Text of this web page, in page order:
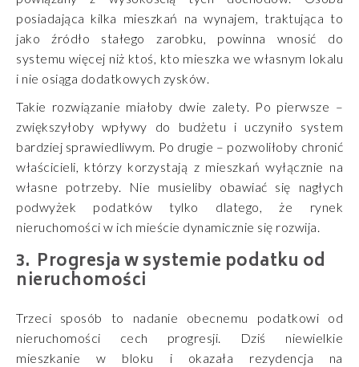
posiadająca kilka mieszkań na wynajem, traktująca to
jako źródło stałego zarobku, powinna wnosić do
systemu więcej niż ktoś, kto mieszka we własnym lokalu
i nie osiąga dodatkowych zysków.
Takie rozwiązanie miałoby dwie zalety. Po pierwsze –
zwiększyłoby wpływy do budżetu i uczyniło system
bardziej sprawiedliwym. Po drugie – pozwoliłoby chronić
właścicieli, którzy korzystają z mieszkań wyłącznie na
własne potrzeby. Nie musieliby obawiać się nagłych
podwyżek podatków tylko dlatego, że rynek
nieruchomości w ich mieście dynamicznie się rozwija.
Progresja w systemie podatku od
nieruchomości
Trzeci sposób to nadanie obecnemu podatkowi od
nieruchomości cech progresji. Dziś niewielkie
mieszkanie w bloku i okazała rezydencja na